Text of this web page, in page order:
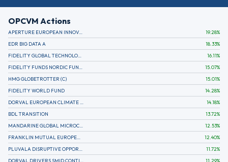
OPCVM Actions
APERTURE EUROPEAN INNOVATION 19.28%
EDR BIG DATA A
18.33%
16.11%
15.07%
HMG GLOBETROTTER (C)
15.01%
FIDELITY WORLD FUND
14.28%
14.18%
BDL TRANSITION
13.72%
12.53%
12.40%
11.72%
11.29%